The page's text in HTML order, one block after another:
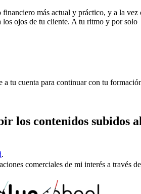
más actual y práctico, y a la
ojos de tu cliente. A tu ritmo y por solo
a tu cuenta para continuar con tu
los contenidos subidos
.
comerciales de mi interés a través